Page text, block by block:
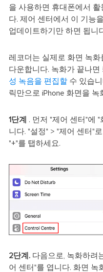
을 사용하면 휴대폰에서
다. 제어 센터에서 이 기능
업데이트하기만 하면 됩니
레코더는 실제로 화면 녹
다운합니다. 녹화가 끝나
성 녹음을 편집할수 있습니
릭만으로 iPhone 화면을
1단계
. 먼저 "제어 센터"에
니다. "설정" > "제어 센터"
"+"를 탭하세요.
2단계.다음으로, 녹화하려
어 센터"를 엽니다. 화면 녹